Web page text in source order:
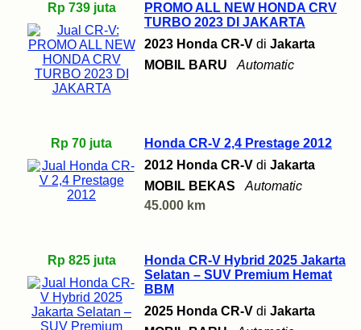
Rp 739 juta
PROMO ALL NEW HONDA CRV
TURBO 2023 DI JAKARTA
2023 Honda CR-V di Jakarta
MOBIL BARU
Automatic
Rp 70 juta
Honda CR-V 2,4 Prestage 2012
2012 Honda CR-V di Jakarta
MOBIL BEKAS
Automatic
45.000 km
Rp 825 juta
Honda CR-V Hybrid 2025 Jakarta
Selatan – SUV Premium Hemat
BBM
2025 Honda CR-V di Jakarta